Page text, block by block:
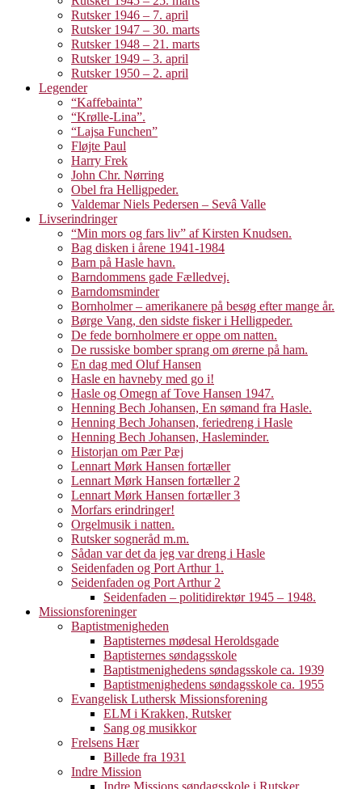
Rutsker 1946 – 7. april
Rutsker 1947 – 30. marts
Rutsker 1948 – 21. marts
Rutsker 1949 – 3. april
Rutsker 1950 – 2. april
Legender
“Kaffebainta”
“Krølle-Lina”.
“Lajsa Funchen”
Fløjte Paul
Harry Frek
John Chr. Nørring
Obel fra Helligpeder.
Valdemar Niels Pedersen – Sevâ Valle
Livserindringer
“Min mors og fars liv” af Kirsten Knudsen.
Bag disken i årene 1941-1984
Barn på Hasle havn.
Barndommens gade Fælledvej.
Barndomsminder
Bornholmer – amerikanere på besøg efter mange år.
Børge Vang, den sidste fisker i Helligpeder.
De fede bornholmere er oppe om natten.
De russiske bomber sprang om ørerne på ham.
En dag med Oluf Hansen
Hasle en havneby med go i!
Hasle og Omegn af Tove Hansen 1947.
Henning Bech Johansen, En sømand fra Hasle.
Henning Bech Johansen, feriedreng i Hasle
Henning Bech Johansen, Hasleminder.
Historjan om Pær Pæj
Lennart Mørk Hansen fortæller
Lennart Mørk Hansen fortæller 2
Lennart Mørk Hansen fortæller 3
Morfars erindringer!
Orgelmusik i natten.
Rutsker sogneråd m.m.
Sådan var det da jeg var dreng i Hasle
Seidenfaden og Port Arthur 1.
Seidenfaden og Port Arthur 2
Seidenfaden – politidirektør 1945 – 1948.
Missionsforeninger
Baptistmenigheden
Baptisternes mødesal Heroldsgade
Baptisternes søndagsskole
Baptistmenighedens søndagsskole ca. 1939
Baptistmenighedens søndagsskole ca. 1955
Evangelisk Luthersk Missionsforening
ELM i Krakken, Rutsker
Sang og musikkor
Frelsens Hær
Billede fra 1931
Indre Mission